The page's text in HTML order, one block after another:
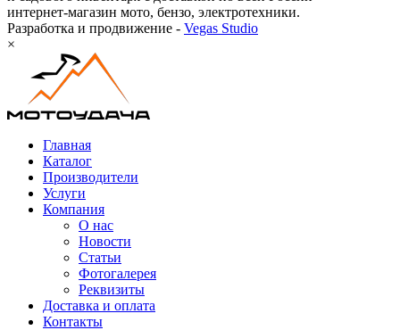
интернет-магазин мото, бензо, электротехники.
Разработка и продвижение - Vegas Studio
×
Главная
Каталог
Производители
Услуги
Компания
О нас
Новости
Статьи
Фотогалерея
Реквизиты
Доставка и оплата
Контакты